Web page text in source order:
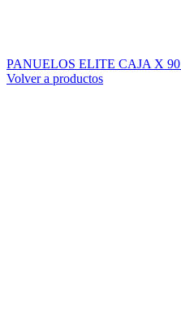
PANUELOS ELITE CAJA X 90
Volver a productos